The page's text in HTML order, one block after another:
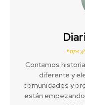
https://
Contamos
diferente y
comunidades y
están